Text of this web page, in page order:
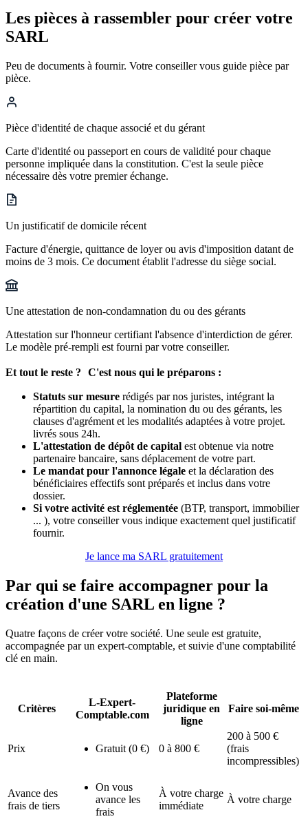
Les pièces à rassembler pour créer votre
SARL
Peu de documents à fournir. Votre conseiller vous guide pièce par
pièce.
Pièce d'identité de chaque associé et du gérant
Carte d'identité ou passeport en cours de validité pour chaque
personne impliquée dans la constitution. C'est la seule pièce
nécessaire dès votre premier échange.
Un justificatif de domicile récent
Facture d'énergie, quittance de loyer ou avis d'imposition datant de
moins de 3 mois. Ce document établit l'adresse du siège social.
Une attestation de non-condamnation du ou des gérants
Attestation sur l'honneur certifiant l'absence d'interdiction de gérer.
Le modèle pré-rempli est fourni par votre conseiller.
Et tout le reste ? C'est nous qui le préparons :
Statuts sur mesure rédigés par nos juristes, intégrant la
répartition du capital, la nomination du ou des gérants, les
clauses d'agrément et les modalités adaptées à votre projet.
livrés sous 24h.
L'attestation de dépôt de capital est obtenue via notre
partenaire bancaire, sans déplacement de votre part.
Le mandat pour l'annonce légale et la déclaration des
bénéficiaires effectifs sont préparés et inclus dans votre
dossier.
Si votre activité est réglementée (BTP, transport, immobilier
... ), votre conseiller vous indique exactement quel justificatif
fournir.
Je lance ma SARL gratuitement
Par qui se faire accompagner pour la
création d'une SARL en ligne ?
Quatre façons de créer votre société. Une seule est gratuite,
accompagnée par un expert-comptable, et suivie d'une comptabilité
clé en main.
Critères
L-Expert-
Comptable.com
Plateforme
juridique en
ligne
Faire soi-même
Prix Gratuit (0 €) 0 à 800 €
200 à 500 €
(frais
incompressibles)
Avance des
frais de tiers
On vous
avance les
frais
À votre charge
immédiate
À votre charge